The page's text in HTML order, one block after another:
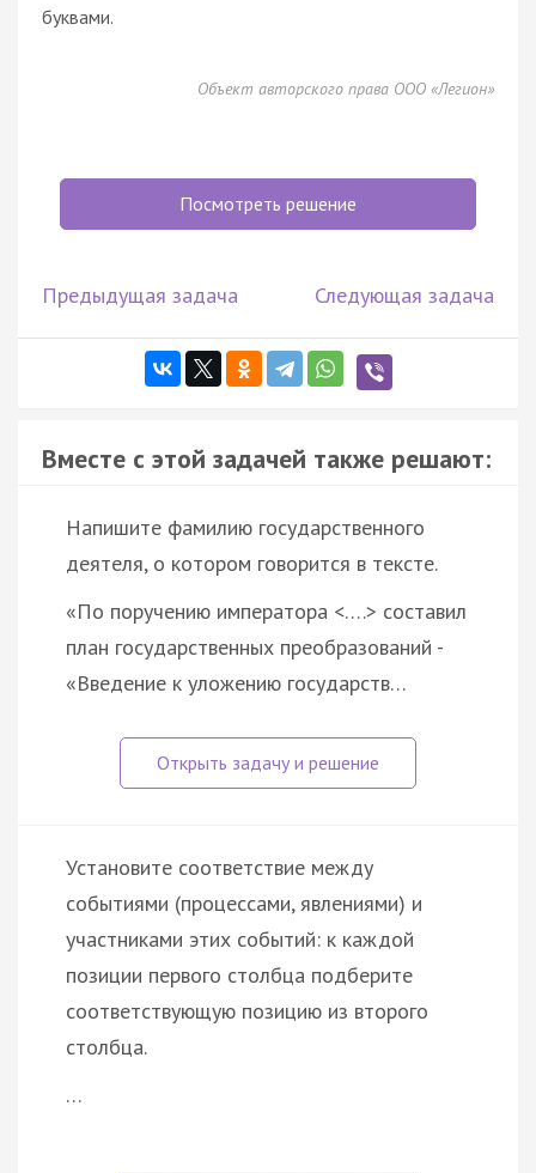
буквами.
Объект авторского права ООО «Легион»
Посмотреть решение
Предыдущая задача Следующая задача
Вместе с этой задачей также решают:
Напишите фамилию государственного
деятеля, о котором говорится в тексте.
«По поручению императора <….> составил
план государственных преобразований -
«Введение к уложению государств…
Установите соответствие между
событиями (процессами, явлениями) и
участниками этих событий: к каждой
позиции первого столбца подберите
соответствующую позицию из второго
столбца.
…